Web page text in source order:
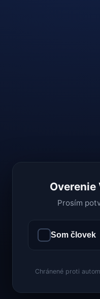
Prosím
Som človek
Chránené proti